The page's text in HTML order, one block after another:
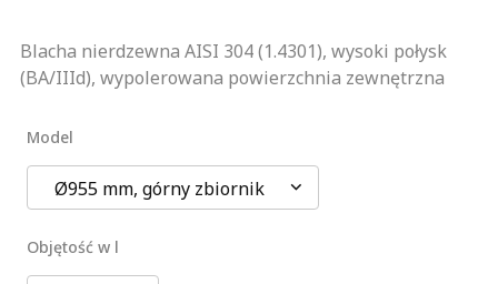
Blacha nierdzewna AISI 304 (1.4301), wysoki połysk
(BA/IIId), wypolerowana powierzchnia zewnętrzna
Model
Ø955 mm, górny zbiornik
Objętość w l